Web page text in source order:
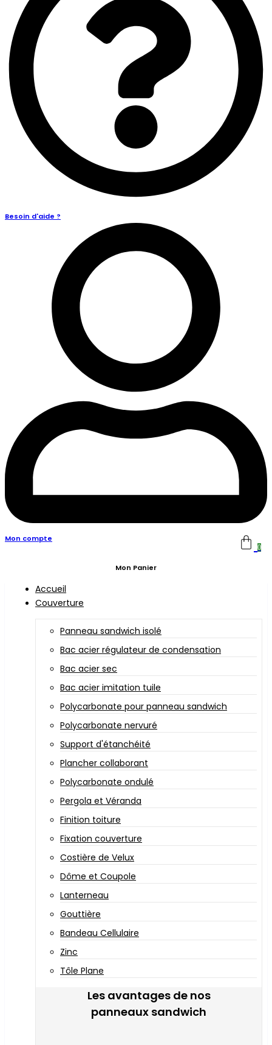
Besoin d'aide ?
Mon compte
0
Mon Panier
Accueil
Couverture
Panneau sandwich isolé
Bac acier régulateur de condensation
Bac acier sec
Bac acier imitation tuile
Polycarbonate pour panneau sandwich
Polycarbonate nervuré
Support d'étanchéité
Plancher collaborant
Polycarbonate ondulé
Pergola et Véranda
Finition toiture
Fixation couverture
Costière de Velux
Dôme et Coupole
Lanterneau
Gouttière
Bandeau Cellulaire
Zinc
Tôle Plane
Les avantages de nos
panneaux sandwich